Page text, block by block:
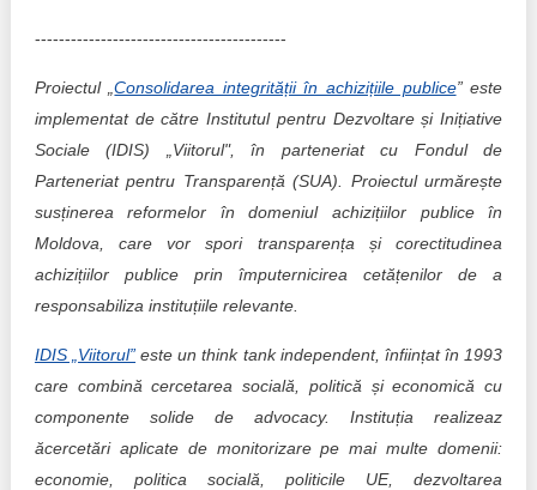
------------------------------------------
Proiectul „Consolidarea integrității în achizițiile publice” este
implementat de către Institutul pentru Dezvoltare și Inițiative
Sociale (IDIS) „Viitorul", în parteneriat cu Fondul de
Parteneriat pentru Transparență (SUA). Proiectul urmărește
susținerea reformelor în domeniul achizițiilor publice în
Moldova, care vor spori transparența și corectitudinea
achizițiilor publice prin împuternicirea cetățenilor de a
responsabiliza instituțiile relevante.
IDIS „Viitorul” este un think tank independent, înființat în 1993
care combină cercetarea socială, politică și economică cu
componente solide de advocacy. Instituția realizeaz
ăcercetări aplicate de monitorizare pe mai multe domenii:
economie, politica socială, politicile UE, dezvoltarea